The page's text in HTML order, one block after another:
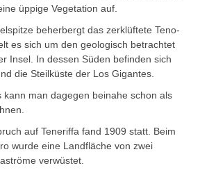
üppige Vegetation auf.
beherbergt das zerklüftete Teno-
es sich um den geologisch betrachtet
Insel. In dessen Süden befinden sich
die Steilküste der Los Gigantes.
kann man dagegen beinahe schon als
auf Teneriffa fand 1909 statt. Beim
wurde eine Landfläche von zwei
verwüstet.